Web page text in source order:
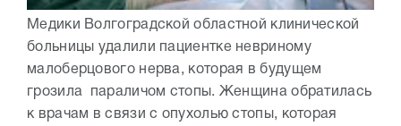
Медики Волгоградской областной клинической
больницы удалили пациентке невриному
малоберцового нерва, которая в будущем
грозила параличом стопы. Женщина обратилась
к врачам в связи с опухолью стопы, которая